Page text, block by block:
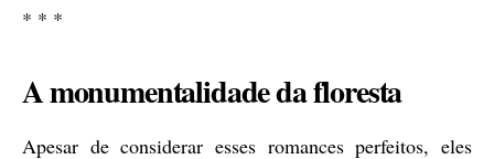
* * *
A monumentalidade da floresta
Apesar de considerar esses romances perfeitos, eles